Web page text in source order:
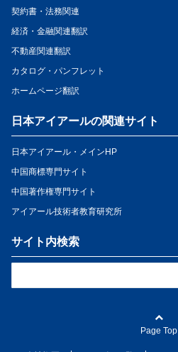
契約書・法務関連
経済・金融関連翻訳
不動産関連翻訳
カタログ・パンフレット
ホームページ翻訳
日本アイアールの関連サイト
日本アイアール・メインHP
中国商標専門サイト
中国著作権専門サイト
アイアール技術者教育研究所
サイト内検索
Page Top